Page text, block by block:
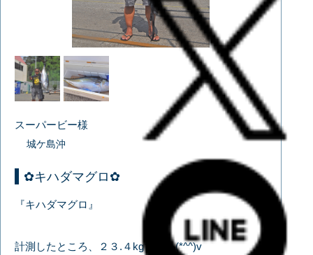
スーパービー様
城ケ島沖
✿キハダマグロ✿
『キハダマグロ』
計測したところ、２３.４kgでした(*^^)v